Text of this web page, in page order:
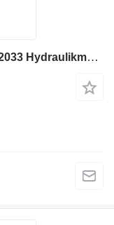
A6VM107 HAXT/63W-VZB370A-SK 2033 Hydraulikmotor für Sennebogen M821 Bagger